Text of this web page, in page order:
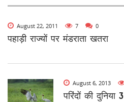
August 22, 2011 7 0
पहाड़ी राज्यों पर मंडराता खतरा
August 6, 2013
परिंदों की दुनिया 3